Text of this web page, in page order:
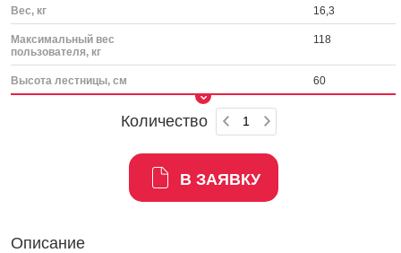
Вес, кг 16,3
Максимальный вес
пользователя, кг
118
Высота лестницы, см 60
Количество
В ЗАЯВКУ
Описание